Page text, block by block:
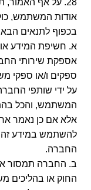
28. על אף
אודות המשתמש,
בכפוף לתנאים
א. חשיפת המידע
אספקת שירותי
ספקים ו/או ספקי
על ידי שותפי
המשתמש, והכל
אלא אם כן נאמר
להשתמש במידע
החברה.
ב. החברה תמסור
החוק או בהליכים